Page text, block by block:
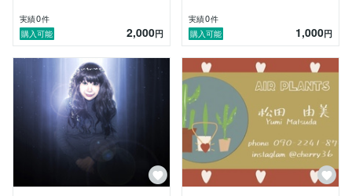
実績0件
購入可能
2,000円
実績0件
購入可能
1,000円